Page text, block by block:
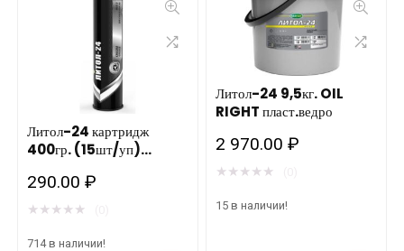
количество
полимер.
банка
РИКОС
количество
Литол-24 картридж
400гр. (15шт/уп)
290.00₽
★ ★ ★ ★ ★
714 в наличии!
Литол-24 9,5кг. OIL
RIGHT пласт.ведро
2 970.00₽
★ ★ ★ ★ ★
15 в наличии!